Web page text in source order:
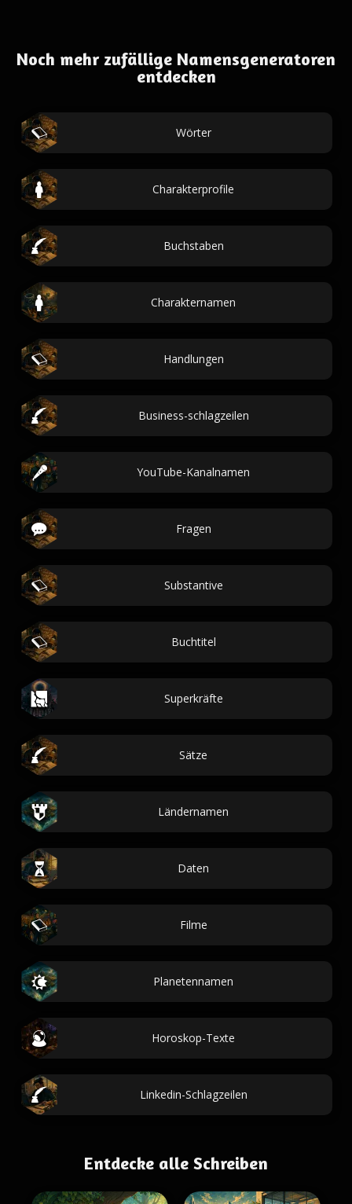
Noch mehr zufällige Namensgeneratoren
entdecken
Wörter
Charakterprofile
Buchstaben
Charakternamen
Handlungen
Business-schlagzeilen
YouTube-Kanalnamen
Fragen
Substantive
Buchtitel
Superkräfte
Sätze
Ländernamen
Daten
Filme
Planetennamen
Horoskop-Texte
Linkedin-Schlagzeilen
Entdecke alle Schreiben